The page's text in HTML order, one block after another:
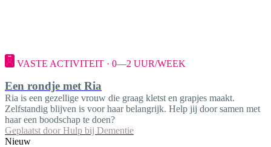
VASTE ACTIVITEIT · 0—2 UUR/WEEK
Een rondje met Ria
Ria is een gezellige vrouw die graag kletst en grapjes maakt.
Zelfstandig blijven is voor haar belangrijk. Help jij door samen met
haar een boodschap te doen?
Geplaatst door Hulp bij Dementie
Nieuw